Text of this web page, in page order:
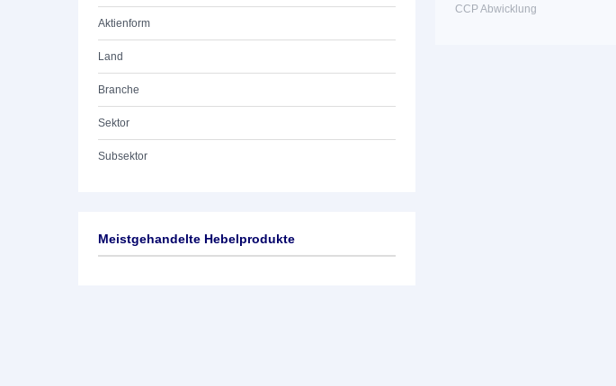
Aktienform
Land
Branche
Sektor
Subsektor
CCP Abwicklung
Meistgehandelte Hebelprodukte